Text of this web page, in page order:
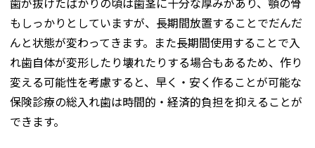
もしっかりとしていますが、長期間放置することでだんだ
んと状態が変わってきます。また長期間使用することで入
れ歯自体が変形したり壊れたりする場合もあるため、作り
変える可能性を考慮すると、早く・安く作ることが可能な
保険診療の総入れ歯は時間的・経済的負担を抑えることが
できます。